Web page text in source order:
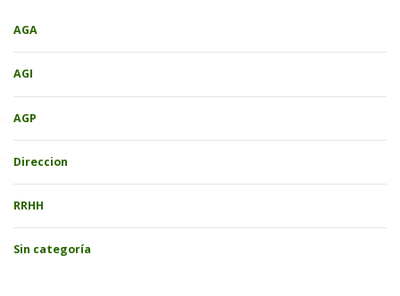
AGA
AGI
AGP
Direccion
RRHH
Sin categoría